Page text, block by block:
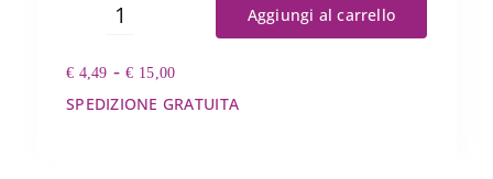
La
delle
ombre
Aggiungi al carrello
€ 4,49 - € 15,00Fascia
di
prezzo:
SPEDIZIONE GRATUITA